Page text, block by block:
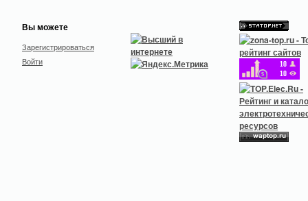
Вы можете
Зарегистрироваться
Войти